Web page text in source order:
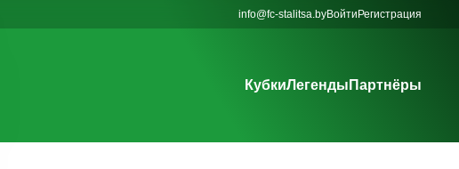
info@fc-stalitsa.byВойти Регистрация
КубкиЛегенды Партнёры